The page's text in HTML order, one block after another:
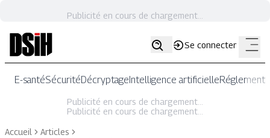
Publicité en cours de chargement...
Se connecter
E-santéSécuritéDécryptageIntelligence artificielle
Publicité en cours de chargement...
Publicité en cours de chargement...
Accueil
Articles